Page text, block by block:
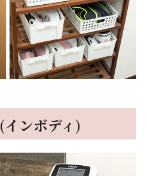
(インボディ)